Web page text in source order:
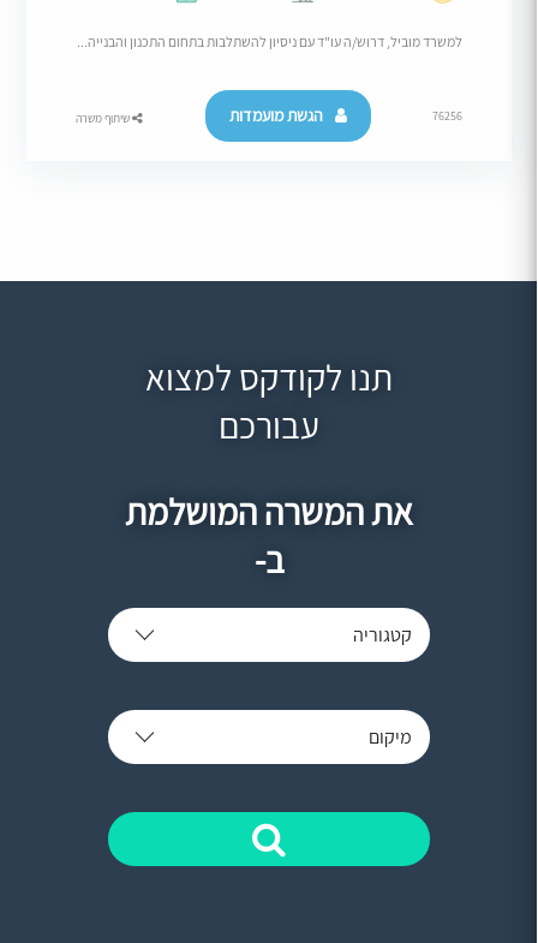
למשרד מוביל, דרוש/ה עו"ד עם ניסיון להשתלבות בתחום התכנון והבנייה...
76256 הגשת מועמדות שיתוף משרה
תנו לקודקס למצוא
עבורכם
את המשרה המושלמת
ב-
קטגוריה
מיקום